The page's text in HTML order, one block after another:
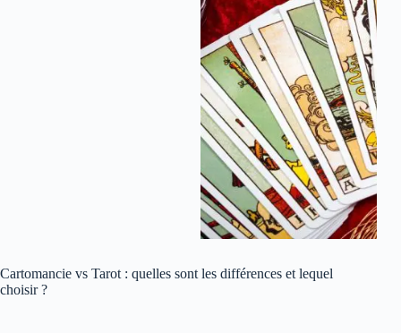
Cartomancie vs Tarot : quelles sont les différences et lequel
choisir ?